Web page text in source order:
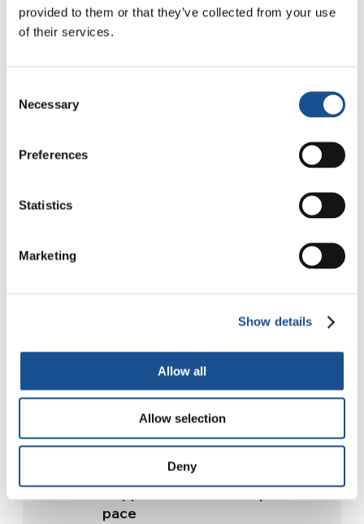
provided to them or that they’ve collected from your use
of their services.
Selection
Necessary
Preferences
Statistics
Marketing
Show details
Allow all
Allow selection
Deny
Dal Sud America tre storie di
Festival Re-Imagine Peace, da
Readers also like
Il Genfest Calabria 2024 e la
#PlanetPledge | Lily, la giovane
attivista
23 Novembre 2021
Filippine: Social Media per la
pace